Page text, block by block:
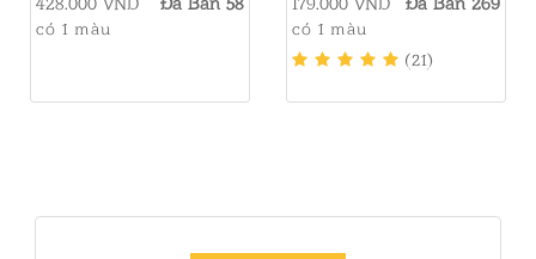
CROP TOP & QUẦN
có 1 màu
- MÀU ĐEN
có 1 màu
(21)